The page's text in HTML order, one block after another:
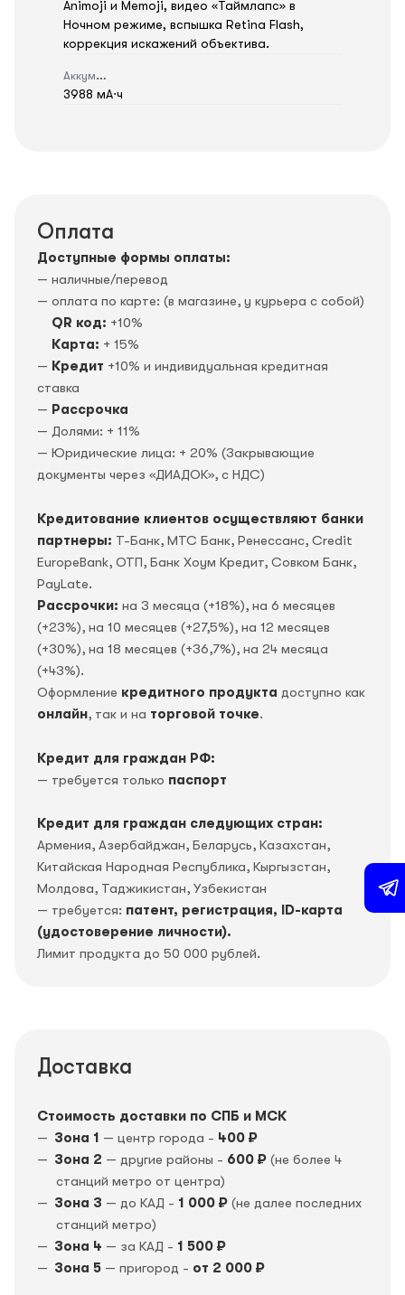
Animoji и Memoji, видео «Таймлапс» в
Ночном режиме, вспышка Retina Flash,
коррекция искажений объектива.
Аккумулятор
3988 мА⋅ч
Оплата
Доступные формы оплаты:
— наличные/перевод
— оплата по карте: (в магазине, у курьера с собой)
QR код: +10%
Карта: + 15%
— Кредит +10% и индивидуальная кредитная
ставка
— Рассрочка
— Долями: + 11%
— Юридические лица: + 20% (Закрывающие
документы через «ДИАДОК», c НДС)
Кредитование клиентов осуществляют банки
партнеры: Т-Банк, МТС Банк, Ренессанс, Credit
EuropeBank, OTП, Банк Хоум Кредит, Совком Банк,
PayLate.
Рассрочки: на 3 месяца (+18%), на 6 месяцев
(+23%), на 10 месяцев (+27,5%), на 12 месяцев
(+30%), на 18 месяцев (+36,7%), на 24 месяца
(+43%).
Оформление кредитного продукта доступно как
онлайн, так и на торговой точке.
Кредит для граждан РФ:
— требуется только паспорт
Кредит для граждан следующих стран:
Армения, Азербайджан, Беларусь, Казахстан,
Китайская Народная Республика, Кыргызстан,
Молдова, Таджикистан, Узбекистан
— требуется: патент, регистрация, ID-карта
(удостоверение личности).
Лимит продукта до 50 000 рублей.
Доставка
Стоимость доставки по СПБ и МСК
Зона 1 — центр города - 400 ₽
Зона 2 — другие районы - 600 ₽ (не более 4
станций метро от центра)
Зона 3 — до КАД - 1 000 ₽ (не далее последних
станций метро)
Зона 4 — за КАД - 1 500 ₽
Зона 5 — пригород - от 2 000 ₽